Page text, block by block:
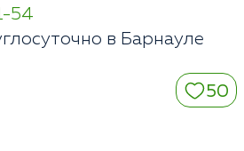
54
в Барнауле
50